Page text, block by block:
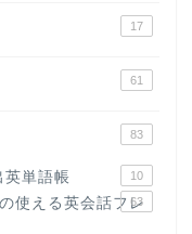
17
61
83
英単語帳 10
使える英会話フレ
63